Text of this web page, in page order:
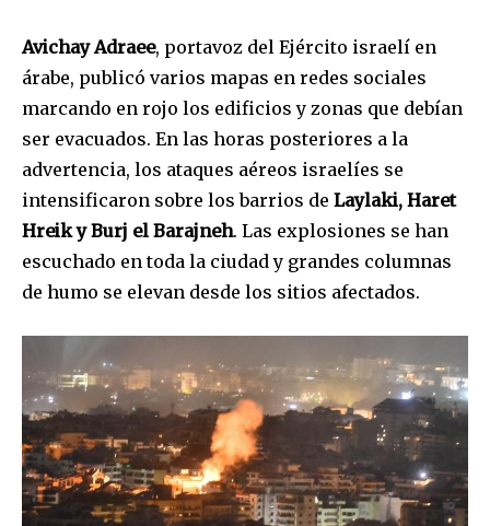
Avichay Adraee, portavoz del Ejército israelí en
árabe, publicó varios mapas en redes sociales
marcando en rojo los edificios y zonas que debían
ser evacuados. En las horas posteriores a la
advertencia, los ataques aéreos israelíes se
intensificaron sobre los barrios de Laylaki, Haret
Hreik y Burj el Barajneh. Las explosiones se han
escuchado en toda la ciudad y grandes columnas
de humo se elevan desde los sitios afectados.